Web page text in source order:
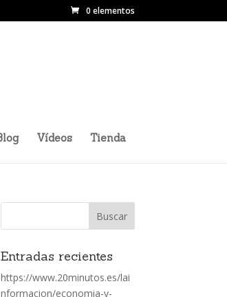
0 elementos
Vídeos Tienda
Entradas recientes
https://www.20minutos.es/lai
nformacion/economia-y-